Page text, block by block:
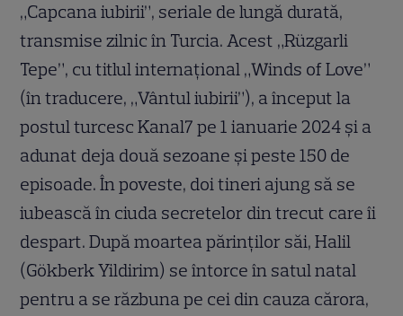
„Capcana iubirii”, seriale de lungă durată,
transmise zilnic în Turcia. Acest „Rüzgarli
Tepe”, cu titlul internațional „Winds of Love”
(în traducere, „Vântul iubirii”), a început la
postul turcesc Kanal7 pe 1 ianuarie 2024 și a
adunat deja două sezoane și peste 150 de
episoade. În poveste, doi tineri ajung să se
iubească în ciuda secretelor din trecut care îi
despart. După moartea părinților săi, Halil
(Gökberk Yildirim) se întorce în satul natal
pentru a se răzbuna pe cei din cauza cărora,